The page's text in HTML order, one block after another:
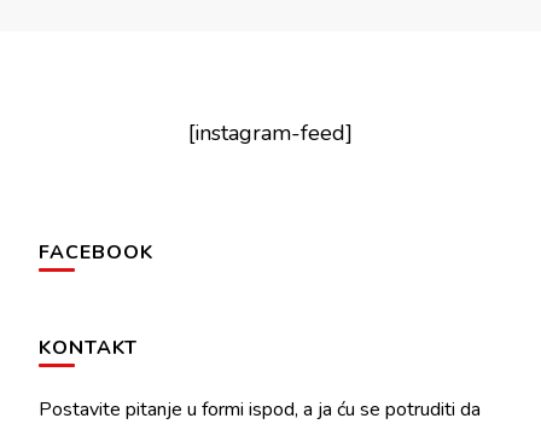
[instagram-feed]
FACEBOOK
KONTAKT
Postavite pitanje u formi ispod, a ja ću se potruditi da